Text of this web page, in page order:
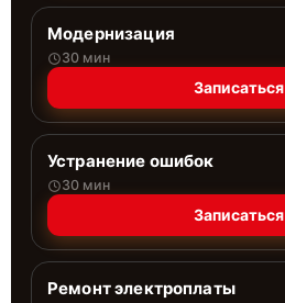
Модернизация
30 мин
Записаться
Устранение ошибок
30 мин
Записаться
Ремонт электроплаты